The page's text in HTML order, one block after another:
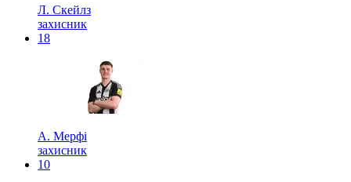
Л. Скейлз
захисник
18
А. Мерфі
захисник
10